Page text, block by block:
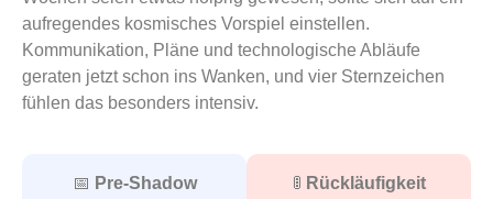
aufregendes kosmisches Vorspiel einstellen.
Kommunikation, Pläne und technologische Abläufe
geraten jetzt schon ins Wanken, und vier Sternzeichen
fühlen das besonders intensiv.
📅 Pre-Shadow
🚦 Rückläufigkeit